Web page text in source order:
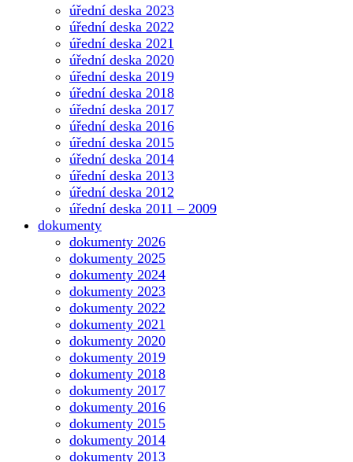
úřední deska 2023
úřední deska 2022
úřední deska 2021
úřední deska 2020
úřední deska 2019
úřední deska 2018
úřední deska 2017
úřední deska 2016
úřední deska 2015
úřední deska 2014
úřední deska 2013
úřední deska 2012
úřední deska 2011 – 2009
dokumenty
dokumenty 2026
dokumenty 2025
dokumenty 2024
dokumenty 2023
dokumenty 2022
dokumenty 2021
dokumenty 2020
dokumenty 2019
dokumenty 2018
dokumenty 2017
dokumenty 2016
dokumenty 2015
dokumenty 2014
dokumenty 2013